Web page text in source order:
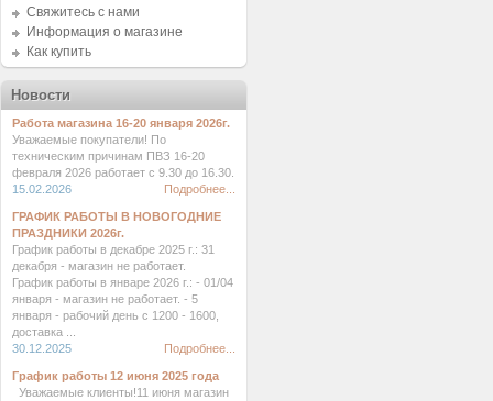
Свяжитесь с нами
Информация о магазине
Как купить
Новости
Работа магазина 16-20 января 2026г.
Уважаемые покупатели! По
техническим причинам ПВЗ 16-20
февраля 2026 работает с 9.30 до 16.30.
15.02.2026
Подробнее...
ГРАФИК РАБОТЫ В НОВОГОДНИЕ
ПРАЗДНИКИ 2026г.
График работы в декабре 2025 г.: 31
декабря - магазин не работает.
График работы в январе 2026 г.: - 01/04
января - магазин не работает. - 5
января - рабочий день с 1200 - 1600,
доставка ...
30.12.2025
Подробнее...
График работы 12 июня 2025 года
Уважаемые клиенты!11 июня магазин